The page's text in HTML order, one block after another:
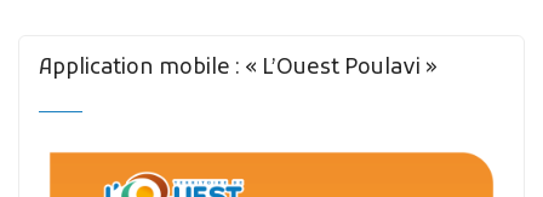
Application mobile : « L’Ouest Poulavi »